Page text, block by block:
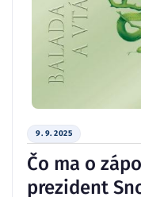
9. 9. 2025
Čo ma o
prezident